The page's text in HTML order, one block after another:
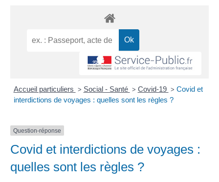
Accueil particuliers > Social - Santé > Covid-19 > Covid et
interdictions de voyages : quelles sont les règles ?
Question-réponse
Covid et interdictions de voyages :
quelles sont les règles ?